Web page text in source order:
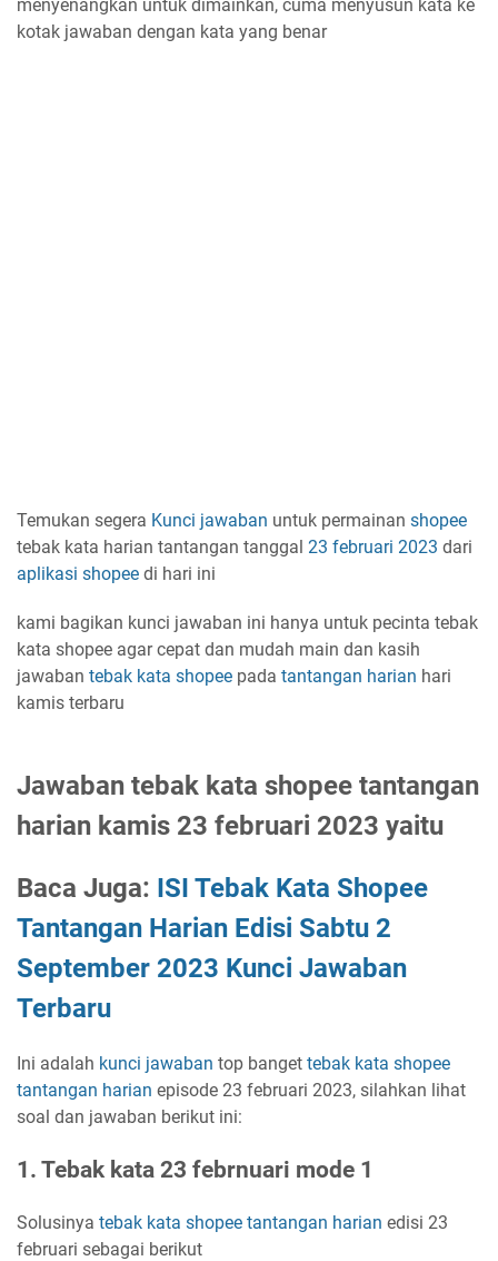
menyenangkan untuk dimainkan, cuma menyusun kata ke
kotak jawaban dengan kata yang benar
Temukan segera Kunci jawaban untuk permainan shopee
tebak kata harian tantangan tanggal 23 februari 2023 dari
aplikasi shopee di hari ini
kami bagikan kunci jawaban ini hanya untuk pecinta tebak
kata shopee agar cepat dan mudah main dan kasih
jawaban tebak kata shopee pada tantangan harian hari
kamis terbaru
Jawaban tebak kata shopee tantangan
harian kamis 23 februari 2023 yaitu
Baca Juga: ISI Tebak Kata Shopee
Tantangan Harian Edisi Sabtu 2
September 2023 Kunci Jawaban
Terbaru
Ini adalah kunci jawaban top banget tebak kata shopee
tantangan harian episode 23 februari 2023, silahkan lihat
soal dan jawaban berikut ini:
1. Tebak kata 23 febrnuari mode 1
Solusinya tebak kata shopee tantangan harian edisi 23
februari sebagai berikut